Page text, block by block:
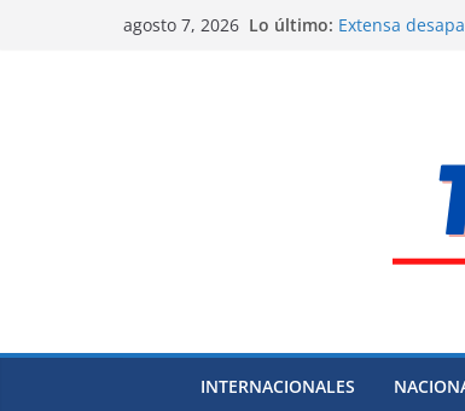
agosto 7, 2026 Lo último: Venezuela
El largo
Residuos
INTERNACIONALES